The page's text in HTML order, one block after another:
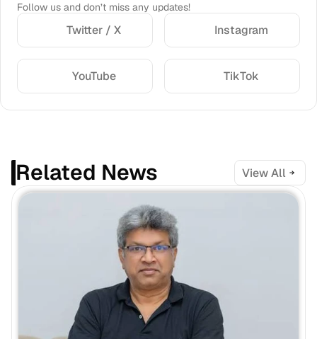
Follow us and don’t miss any updates!
Twitter / X Instagram
YouTube TikTok
Related News View All